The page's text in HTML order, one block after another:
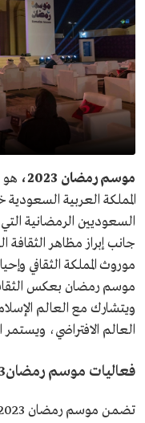
موسم رمضان 2023، هو
المملكة العربية
السعوديين الرمضانية
جانب إبراز مظاهر الثقافة
موروث المملكة الثقافي
موسم رمضان بعكس
ويتشارك مع العالم
العالم الافتراضي،
فعاليات موسم رمضان2023